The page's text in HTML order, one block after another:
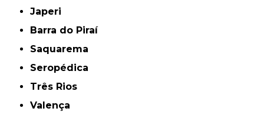
Japeri
Barra do Piraí
Saquarema
Seropédica
Três Rios
Valença